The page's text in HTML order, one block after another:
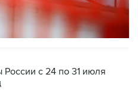
с 24 по 31 июля